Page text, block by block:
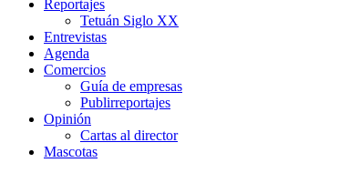
Reportajes
Tetuán Siglo XX
Entrevistas
Agenda
Comercios
Guía de empresas
Publirreportajes
Opinión
Cartas al director
Mascotas